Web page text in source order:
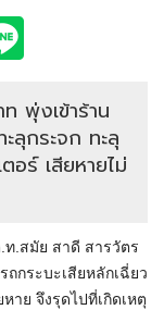
พุ่งเข้าร้าน
ลุกระจก ทะลุ
อร์ เสียหายไม่
ท.สมัย สาดี สารวัตร
กระบะเสียหลักเฉี่ยว
าย จึงรุดไปที่เกิดเหตุ